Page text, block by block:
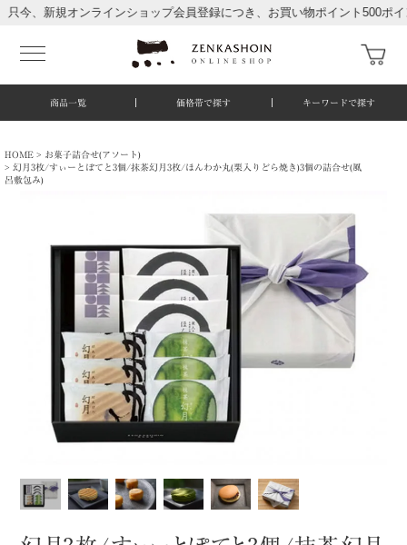
規オンラインショップ会員登録につき、お買い物ポイント500ポイント
商品一覧 価格帯で探す キーワードで探す
HOME
お菓子詰合せ(アソート)
幻月3枚/すぃーとぽてと3個/抹茶幻月3枚/ほんわか丸(栗入りどら焼き)3個の詰合せ(風
呂敷包み)